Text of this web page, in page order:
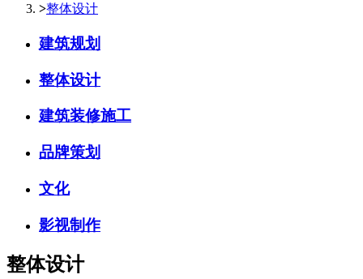
>整体设计
建筑规划
整体设计
建筑装修施工
品牌策划
文化
影视制作
整体设计